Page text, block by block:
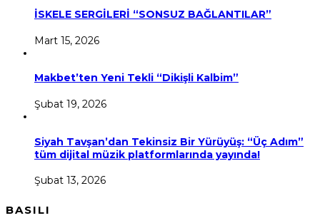
İSKELE SERGİLERİ “SONSUZ BAĞLANTILAR”
Mart 15, 2026
Makbet’ten Yeni Tekli “Dikişli Kalbim”
Şubat 19, 2026
Siyah Tavşan’dan Tekinsiz Bir Yürüyüş: “Üç Adım”
tüm dijital müzik platformlarında yayında!
Şubat 13, 2026
BASILI